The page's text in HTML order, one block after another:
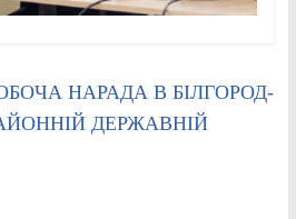
НАРАДА В БІЛГОРОД-
ДЕРЖАВНІЙ